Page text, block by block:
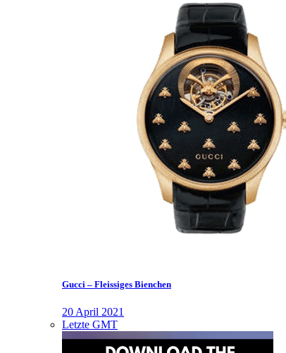
Gucci – Fleissiges Bienchen
20 April 2021
Letzte GMT